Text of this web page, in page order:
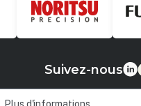
Suivez-nous